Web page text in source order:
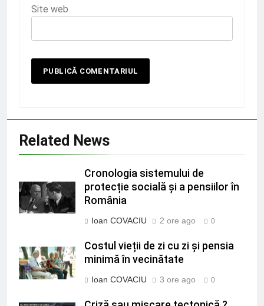
Site web
Related News
Cronologia sistemului de
protecție socială și a pensiilor în
România
Ioan COVACIU 2 ore ago 0
Costul vieții de zi cu zi și pensia
minimă în vecinătate
Ioan COVACIU 3 ore ago 0